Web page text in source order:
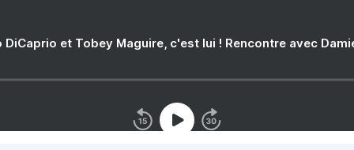
DiCaprio et Tobey Maguire, c'est lui ! Rencontre avec